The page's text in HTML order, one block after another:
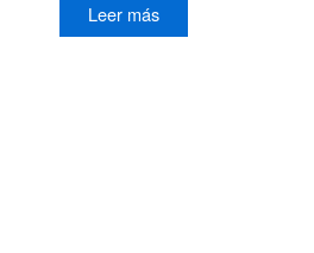
Leer más